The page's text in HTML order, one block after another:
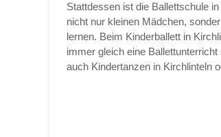
Mittwoch
Stattdessen ist die Ballettschule
nicht nur kleinen Mädchen,
lernen. Beim Kinderballett in
immer gleich eine
auch Kindertanzen in Kirchlinteln